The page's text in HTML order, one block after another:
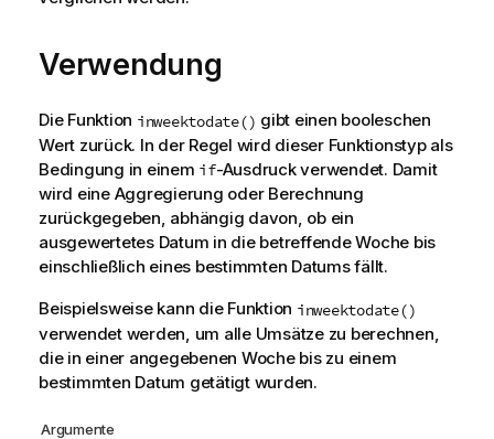
Verwendung
Die Funktion inweektodate() gibt einen booleschen
Wert zurück. In der Regel wird dieser Funktionstyp als
Bedingung in einem if-Ausdruck verwendet. Damit
wird eine Aggregierung oder Berechnung
zurückgegeben, abhängig davon, ob ein
ausgewertetes Datum in die betreffende Woche bis
einschließlich eines bestimmten Datums fällt.
Beispielsweise kann die Funktion inweektodate()
verwendet werden, um alle Umsätze zu berechnen,
die in einer angegebenen Woche bis zu einem
bestimmten Datum getätigt wurden.
Argumente